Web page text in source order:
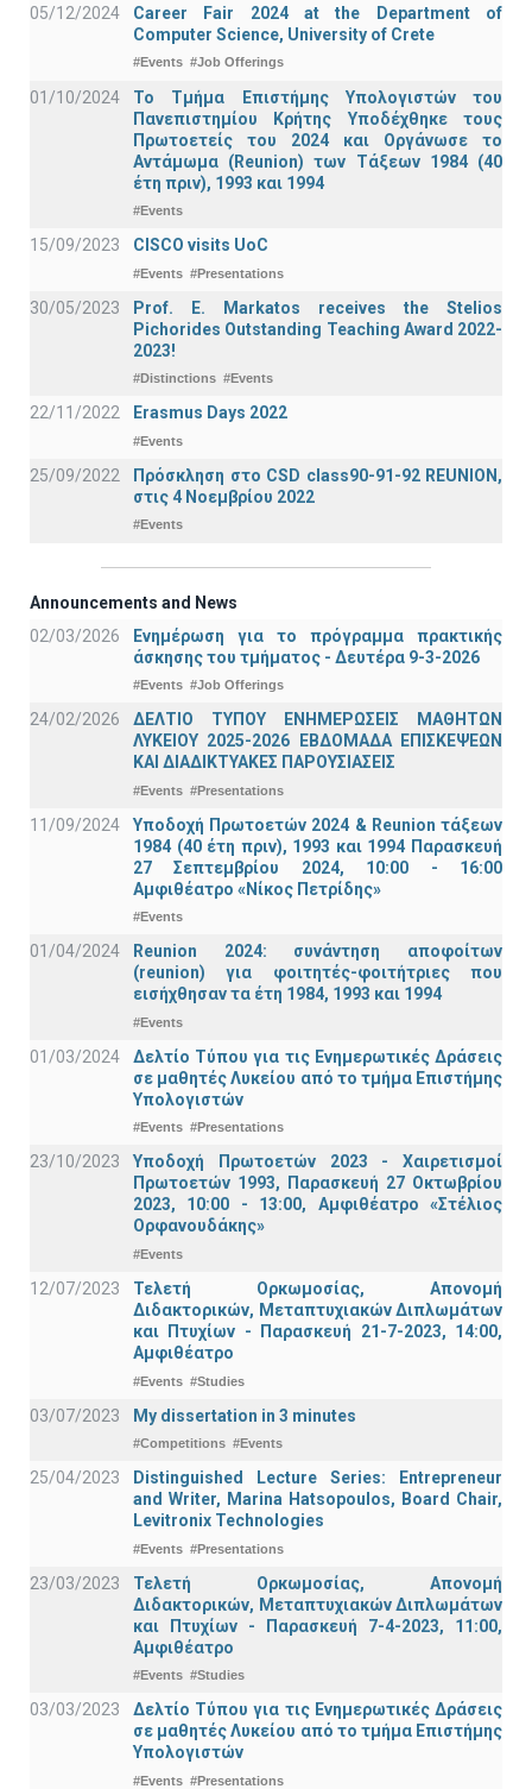
05/12/2024
Career Fair 2024 at the Department of
Computer Science, University of Crete
#Events #Job Offerings
01/10/2024
Το Τμήμα Επιστήμης Υπολογιστών του
Πανεπιστημίου Κρήτης Υποδέχθηκε τους
Πρωτοετείς του 2024 και Οργάνωσε το
Αντάμωμα (Reunion) των Τάξεων 1984 (40
έτη πριν), 1993 και 1994
#Events
15/09/2023 CISCO visits UoC
#Events #Presentations
30/05/2023
Prof. E. Markatos receives the Stelios
Pichorides Outstanding Teaching Award 2022-
2023!
#Distinctions #Events
22/11/2022 Erasmus Days 2022
#Events
25/09/2022
Πρόσκληση στο CSD class90-91-92 REUNION,
στις 4 Νοεμβρίου 2022
#Events
Announcements and News
02/03/2026
Ενημέρωση για το πρόγραμμα πρακτικής
άσκησης του τμήματος - Δευτέρα 9-3-2026
#Events #Job Offerings
24/02/2026
ΔΕΛΤΙΟ ΤΥΠΟΥ ΕΝΗΜΕΡΩΣΕΙΣ ΜΑΘΗΤΩΝ
ΛΥΚΕΙΟΥ 2025-2026 ΕΒΔΟΜΑΔΑ ΕΠΙΣΚΕΨΕΩΝ
ΚΑΙ ΔΙΑΔΙΚΤΥΑΚΕΣ ΠΑΡΟΥΣΙΑΣΕΙΣ
#Events #Presentations
11/09/2024
Υποδοχή Πρωτοετών 2024 & Reunion τάξεων
1984 (40 έτη πριν), 1993 και 1994 Παρασκευή
27 Σεπτεμβρίου 2024, 10:00 - 16:00
Αμφιθέατρο «Νίκος Πετρίδης»
#Events
01/04/2024
Reunion 2024: συνάντηση αποφοίτων
(reunion) για φοιτητές-φοιτήτριες που
εισήχθησαν τα έτη 1984, 1993 και 1994
#Events
01/03/2024
Δελτίο Τύπου για τις Ενημερωτικές Δράσεις
σε μαθητές Λυκείου από το τμήμα Επιστήμης
Υπολογιστών
#Events #Presentations
23/10/2023
Υποδοχή Πρωτοετών 2023 - Χαιρετισμοί
Πρωτοετών 1993, Παρασκευή 27 Οκτωβρίου
2023, 10:00 - 13:00, Αμφιθέατρο «Στέλιος
Ορφανουδάκης»
#Events
12/07/2023
Τελετή Ορκωμοσίας, Απονομή
Διδακτορικών, Μεταπτυχιακών Διπλωμάτων
και Πτυχίων - Παρασκευή 21-7-2023, 14:00,
Αμφιθέατρο
#Events #Studies
03/07/2023 My dissertation in 3 minutes
#Competitions #Events
25/04/2023
Distinguished Lecture Series: Entrepreneur
and Writer, Marina Hatsopoulos, Board Chair,
Levitronix Technologies
#Events #Presentations
23/03/2023
Τελετή Ορκωμοσίας, Απονομή
Διδακτορικών, Μεταπτυχιακών Διπλωμάτων
και Πτυχίων - Παρασκευή 7-4-2023, 11:00,
Αμφιθέατρο
#Events #Studies
03/03/2023
Δελτίο Τύπου για τις Ενημερωτικές Δράσεις
σε μαθητές Λυκείου από το τμήμα Επιστήμης
Υπολογιστών
#Events #Presentations